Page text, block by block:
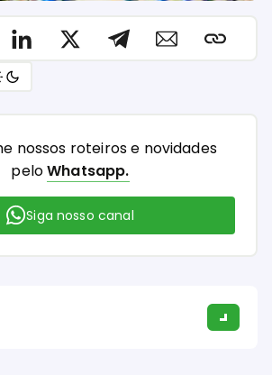
nossos roteiros e novidades
peloWhatsapp.
Siga nosso canal